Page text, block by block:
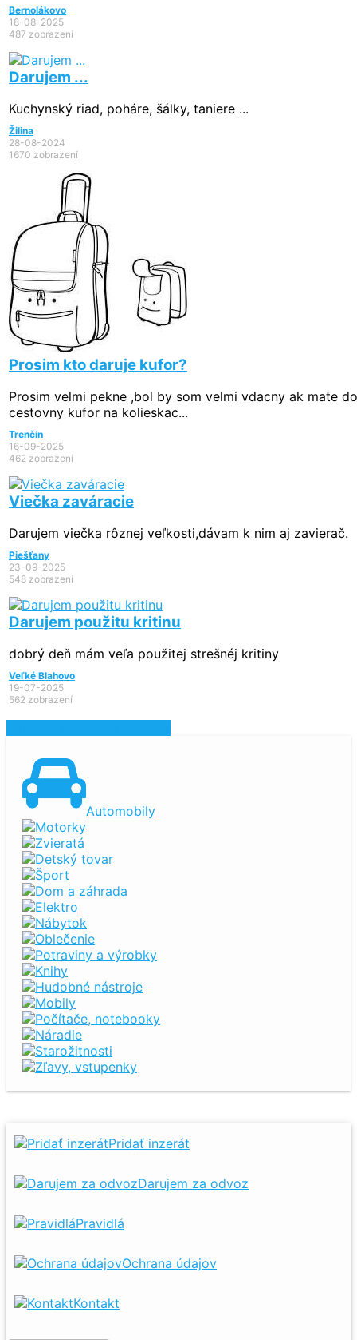
Bernolákovo
18-08-2025
487 zobrazení
Darujem ...
Kuchynský riad, poháre, šálky, taniere ...
Žilina
28-08-2024
1670 zobrazení
Prosim kto daruje kufor?
Prosim velmi pekne ,bol by som velmi vdacny ak mate
cestovny kufor na kolieskac...
Trenčín
16-09-2025
462 zobrazení
Viečka zaváracie
Darujem viečka rôznej veľkosti,dávam k nim aj zavierač.
Piešťany
23-09-2025
548 zobrazení
Darujem použitu kritinu
dobrý deň mám veľa použitej strešnéj kritiny
Veľké Blahovo
19-07-2025
562 zobrazení
Automobily
Motorky
Zvieratá
Detský tovar
Šport
Dom a záhrada
Elektro
Nábytok
Oblečenie
Potraviny a výrobky
Knihy
Hudobné nástroje
Mobily
Počítače, notebooky
Náradie
Starožitnosti
Zľavy, vstupenky
Pridať inzerát
Darujem za odvoz
Pravidlá
Ochrana údajov
Kontakt